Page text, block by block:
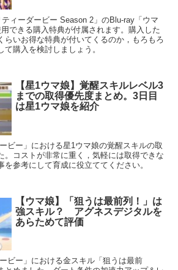
ィーダービー Season 2」のBlu-ray「ウマ
できる購入特典が付属されます。購入した
らいお得な特典が付いてくるのか，もろもろ
て購入を検討しましょう。
【星1ウマ娘】覚醒スキルレベル3
までの取得優先度まとめ。3日目
は星1ウマ娘を紹介
ビー」における星1ウマ娘の覚醒スキルの取
。コストが非常に重く，気軽には取得できな
を参考にして育成に役立ててください。
【ウマ娘】「狙うは最前列！」は
強スキル？ アグネスデジタルを
あらためて評価
ビー」における金スキル「狙うは最前